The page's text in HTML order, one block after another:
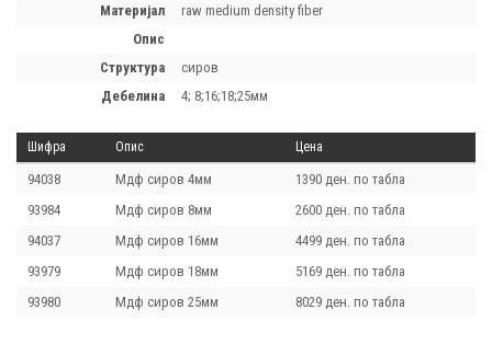
материјал
raw medium density fiber
опис
структура
сиров
дебелина
4; 8;16;18;25мм
Шифра Опис Цена
94038 Мдф сиров 4мм
1390 ден. по табла
93984
Мдф сиров 8мм
2600 ден. по табла
94037
Мдф сиров 16мм
4499 ден. по табла
93979
Мдф сиров 18мм
5169 ден. по табла
93980
Мдф сиров 25мм 8029 ден. по табла